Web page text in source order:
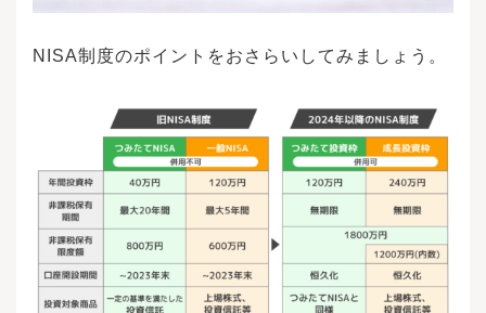
NISA制度のポイントをおさらいしてみましょう。